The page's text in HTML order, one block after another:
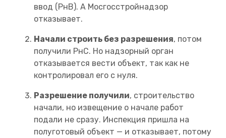
ввод (РнВ). А Мосгосстройнадзор
отказывает.
Начали строить без разрешения, потом
получили РнС. Но надзорный орган
отказывается вести объект, так как не
контролировал его с нуля.
Разрешение получили, строительство
начали, но извещение о начале работ
подали не сразу. Инспекция пришла на
полуготовый объект — и отказывает, потому